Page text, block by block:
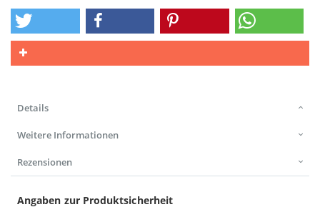
Details
Weitere Informationen
Rezensionen
Angaben zur Produktsicherheit